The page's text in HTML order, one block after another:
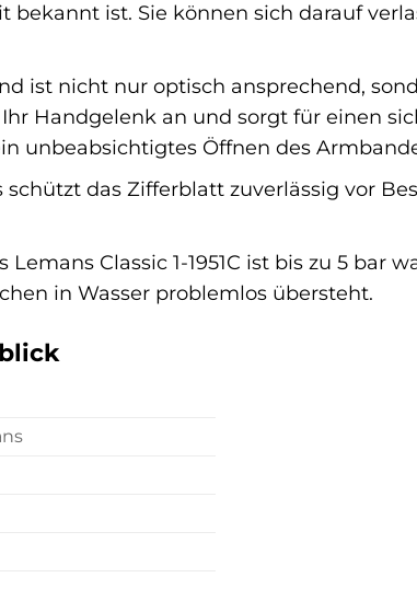
bekannt ist. Sie können sich darauf
ist nicht nur optisch ansprechend,
Handgelenk an und sorgt für einen
unbeabsichtigtes Öffnen des
schützt das Zifferblatt zuverlässig vor
Lemans Classic 1-1951C ist bis zu 5 bar
in Wasser problemlos übersteht.